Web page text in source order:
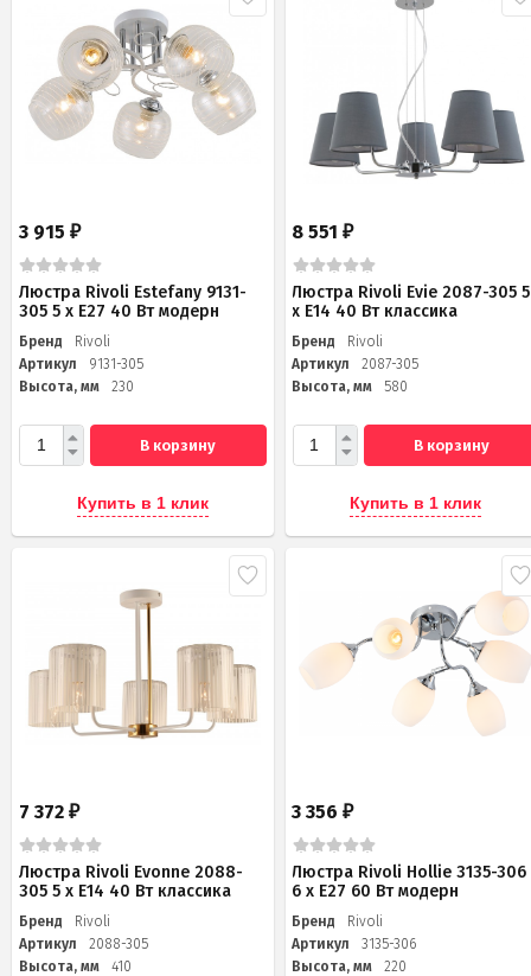
3 915 ₽
Люстра Rivoli Estefany 9131-
305 5 х Е27 40 Вт модерн
Бренд
Rivoli
Артикул
9131-305
Высота, мм
230
В корзину
Купить в 1 клик
8 551₽
Люстра Rivoli Evie 2087-305 5
х Е14 40 Вт классика
Бренд
Rivoli
Артикул
2087-305
Высота, мм
580
В корзину
Купить в 1 клик
7 372 ₽
Люстра Rivoli Evonne 2088-
305 5 х Е14 40 Вт классика
Бренд
Rivoli
Артикул
2088-305
Высота, мм
410
3 356₽
Люстра Rivoli Hollie 3135-306
6 х Е27 60 Вт модерн
Бренд
Rivoli
Артикул
3135-306
Высота, мм
220